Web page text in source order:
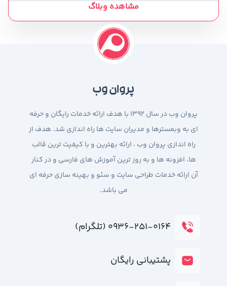
مشاهده وبلاگ
پروان وب
پروان وب در سال 1392 با هدف ارائه خدمات رایگان و حرفه
ای به وبمسترها و مدیران سایت ها راه اندازی شد. هدف از
راه اندازی پروان وب ، ارائه بهترین و با کیفیت ترین قالب
ها، افزونه ها و به روز ترین آموزش های فارسی و در کنار
آن ارائه خدمات طراحی سایت و سئو و بهینه سازی حرفه ای
می باشد.
۰۹۳۶-۲۵۱-۰۱۶۴ (تلگرام)
پشتیبانی رایگان